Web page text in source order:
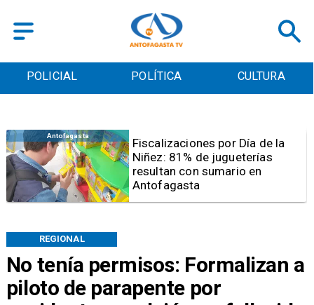
POLICIAL POLÍTICA CULTURA
No tenía permisos: Formalizan a
piloto de parapente por
REGIONAL
Antofagasta
Tribunal frena opción de pena
mixta para Karen Rojo por ahora